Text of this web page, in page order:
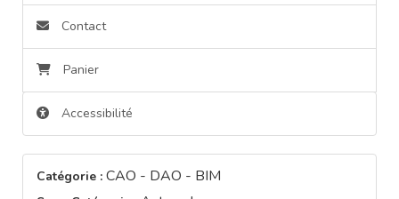
Contact
Panier
Accessibilité
Catégorie : CAO - DAO - BIM